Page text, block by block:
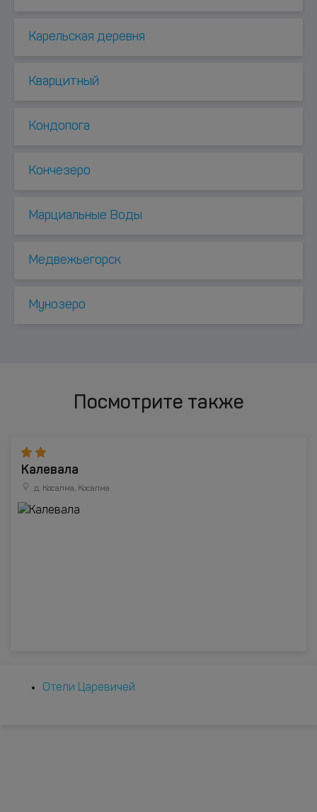
Карельская деревня
Кварцитный
Кондопога
Кончезеро
Марциальные Воды
Медвежьегорск
Мунозеро
Посмотрите также
Калевала
д. Косалма, Косалма
Отели Царевичей